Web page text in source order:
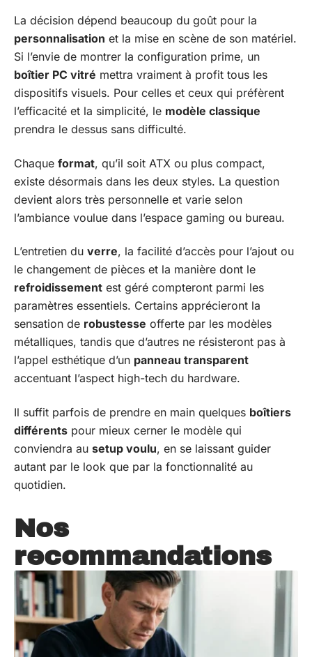
La décision dépend beaucoup du goût pour la
personnalisation et la mise en scène de son matériel.
Si l’envie de montrer la configuration prime, un
boîtier PC vitré mettra vraiment à profit tous les
dispositifs visuels. Pour celles et ceux qui préfèrent
l’efficacité et la simplicité, le modèle classique
prendra le dessus sans difficulté.
Chaque format, qu’il soit ATX ou plus compact,
existe désormais dans les deux styles. La question
devient alors très personnelle et varie selon
l’ambiance voulue dans l’espace gaming ou bureau.
L’entretien du verre, la facilité d’accès pour l’ajout ou
le changement de pièces et la manière dont le
refroidissement est géré compteront parmi les
paramètres essentiels. Certains apprécieront la
sensation de robustesse offerte par les modèles
métalliques, tandis que d’autres ne résisteront pas à
l’appel esthétique d’un panneau transparent
accentuant l’aspect high-tech du hardware.
Il suffit parfois de prendre en main quelques boîtiers
différents pour mieux cerner le modèle qui
conviendra au setup voulu, en se laissant guider
autant par le look que par la fonctionnalité au
quotidien.
Nos
recommandations